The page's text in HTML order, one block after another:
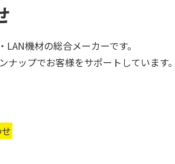
機材の総合メーカーです。
ップでお客様をサポートしています。